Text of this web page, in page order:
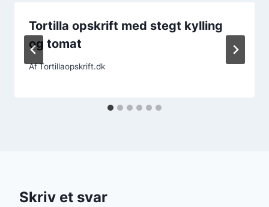
Tortilla opskrift med stegt kylling
og tomat
AfTortillaopskrift.dk
Skriv et svar